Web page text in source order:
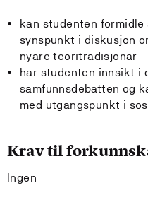
kan studenten
synspunkt i diskusjon
nyare teoritradisjonar
har studenten innsikt i
samfunnsdebatten og
med utgangspunkt i
Krav til
Ingen